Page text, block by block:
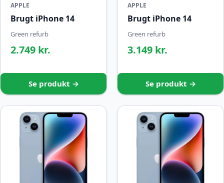
APPLE
Brugt iPhone 14
Green refurb
2.749 kr.
Se produkt →
APPLE
Brugt iPhone 14
Green refurb
3.149 kr.
Se produkt →